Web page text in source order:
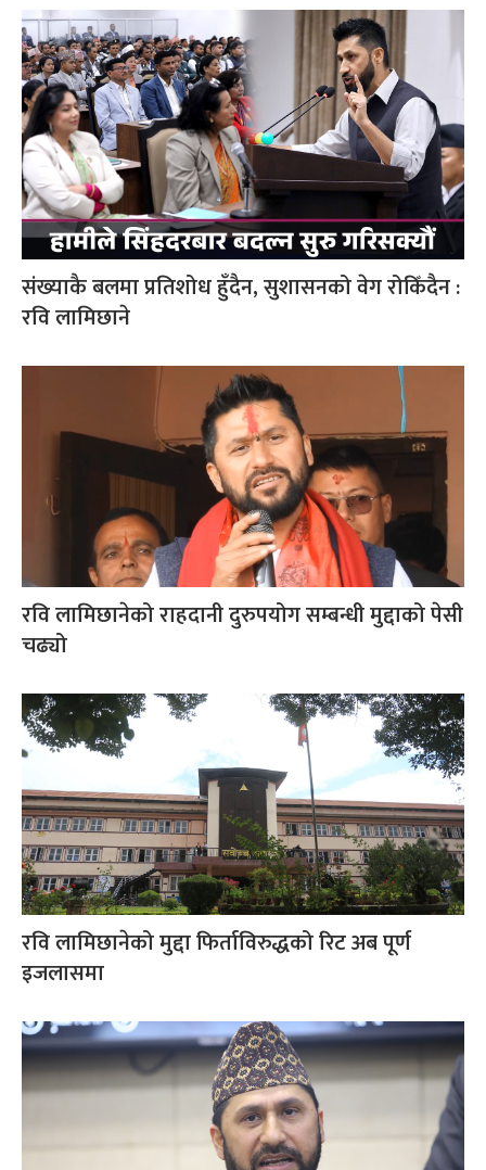
संख्याकै बलमा प्रतिशोध हुँदैन, सुशासनको वेग रोकिँदैन :
रवि लामिछाने
रवि लामिछानेको राहदानी दुरुपयोग सम्बन्धी मुद्दाको पेसी
चढ्यो
रवि लामिछानेको मुद्दा फिर्ताविरुद्धको रिट अब पूर्ण
इजलासमा